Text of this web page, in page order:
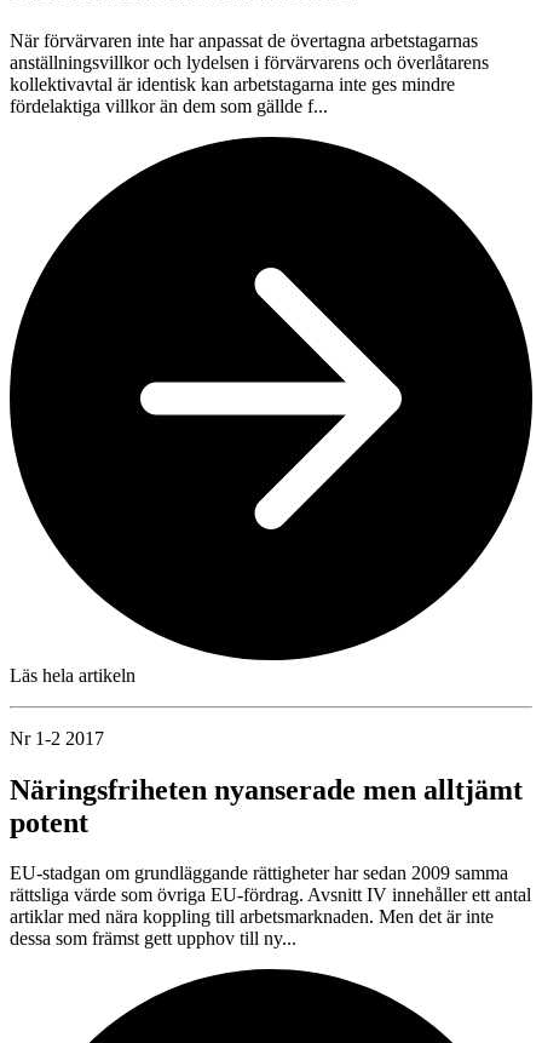
När förvärvaren inte har anpassat de övertagna arbetstagarnas
anställningsvillkor och lydelsen i förvärvarens och överlåtarens
kollektivavtal är identisk kan arbetstagarna inte ges mindre
fördelaktiga villkor än dem som gällde f...
Läs hela artikeln
Nr 1-2 2017
Näringsfriheten nyanserade men alltjämt
potent
EU-stadgan om grundläggande rättigheter har sedan 2009 samma
rättsliga värde som övriga EU-fördrag. Avsnitt IV innehåller ett antal
artiklar med nära koppling till arbetsmarknaden. Men det är inte
dessa som främst gett upphov till ny...